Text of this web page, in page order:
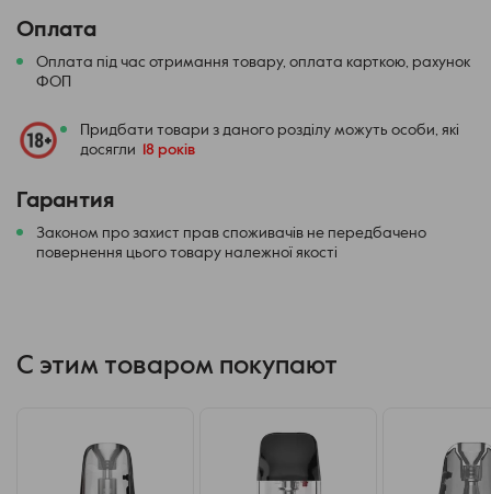
Оплата
Оплата під час отримання товару, оплата карткою, рахунок
ФОП
Придбати товари з даного розділу можуть особи, які
досягли
18 років
Гарантия
Законом про захист прав споживачів не передбачено
повернення цього товару належної якості
С этим товаром покупают